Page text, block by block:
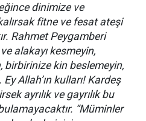
dinimize ve
fitne ve fesat ateşi
Rahmet Peygamberi
alakayı kesmeyin,
birbirinize kin beslemeyin,
Allah’ın kulları! Kardeş
ayrılık ve gayrılık bu
“Müminler